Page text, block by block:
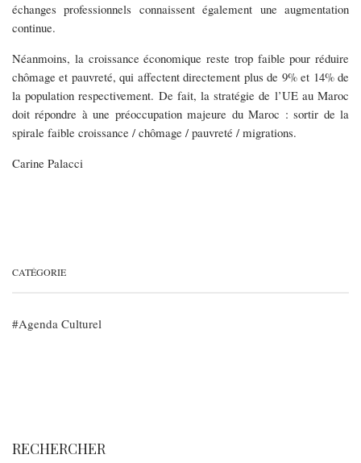
échanges professionnels connaissent également une augmentation
continue.
Néanmoins, la croissance économique reste trop faible pour réduire
chômage et pauvreté, qui affectent directement plus de 9% et 14% de
la population respectivement. De fait, la stratégie de l’UE au Maroc
doit répondre à une préoccupation majeure du Maroc : sortir de la
spirale faible croissance / chômage / pauvreté / migrations.
Carine Palacci
CATÉGORIE
Agenda Culturel
RECHERCHER